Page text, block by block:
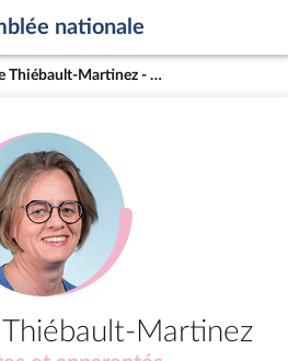
nationale
Mme Céline Thiébault-Martinez - Seine-et-Marne (9e circonscription)
Martinez